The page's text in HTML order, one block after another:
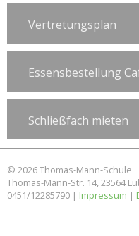
Vertretungsplan
Essensbestellung
Schließfach mieten
© 2026 Thomas-Mann-Schule
Thomas-Mann-Str. 14, 23564
0451/12285790 | Impressum |